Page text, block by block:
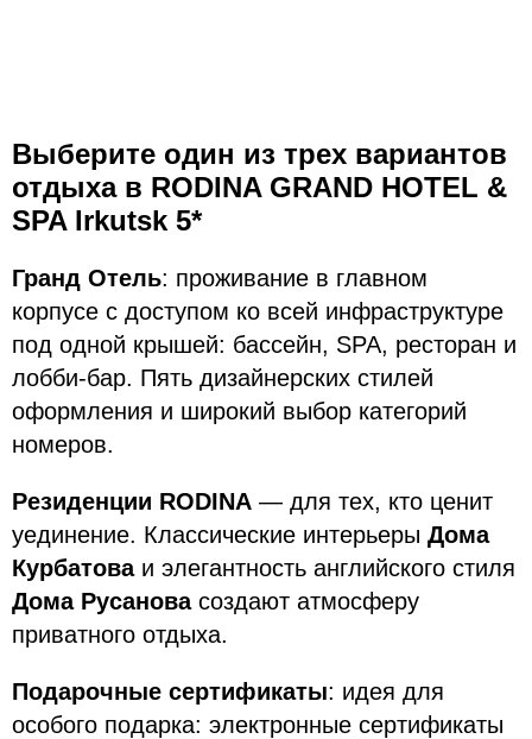
Выберите один из трех вариантов
отдыха в RODINA GRAND HOTEL &
SPA Irkutsk 5*
Гранд Отель: проживание в главном
корпусе с доступом ко всей инфраструктуре
под одной крышей: бассейн, SPA, ресторан и
лобби-бар. Пять дизайнерских стилей
оформления и широкий выбор категорий
номеров.
Резиденции RODINA — для тех, кто ценит
уединение. Классические интерьеры Дома
Курбатоваи элегантность английского стиля
Дома Русановасоздают атмосферу
приватного отдыха.
Подарочные сертификаты: идея для
особого подарка: электронные сертификаты